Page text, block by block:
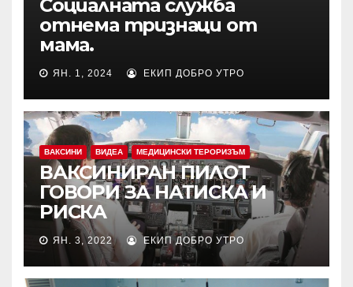
Социалната служба
отнема тризнаци от
мама.
ЯН. 1, 2024 ЕКИП ДОБРО УТРО
ВАКСИНИ ВИДЕА МЕДИЦИНСКИ ТЕРОРИЗЪМ
ВАКСИНИРАН ПИЛОТ
ГОВОРИ ЗА НАТИСКА И
РИСКА
ЯН. 3, 2022 ЕКИП ДОБРО УТРО